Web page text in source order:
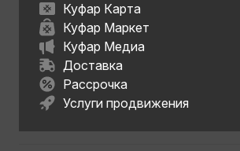
Куфар Карта
Куфар Маркет
Куфар Медиа
Доставка
Рассрочка
Услуги продвижения